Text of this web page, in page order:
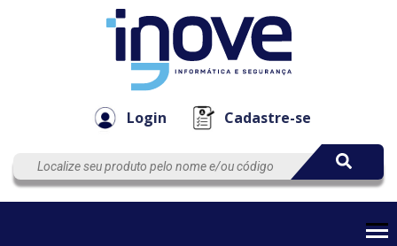
Login Cadastre-se
EmpresaAutomação